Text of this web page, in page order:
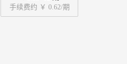
手续费约 ￥ 0.62/期